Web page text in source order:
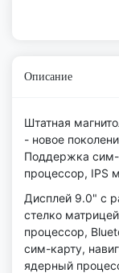
Описание
Штатная
- новое
Поддержка сим-
процессор, IPS
Дисплей 9.0" с
стелко
процессор,
сим-карту,
ядерный